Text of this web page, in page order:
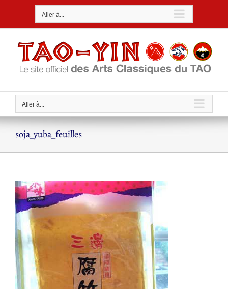
Aller à...
Aller à...
soja_yuba_feuilles